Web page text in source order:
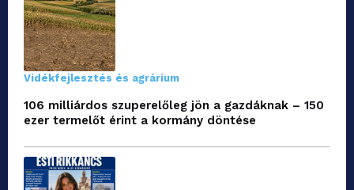
Vidékfejlesztés és agrárium
106 milliárdos szuperelőleg jön a gazdáknak – 150
ezer termelőt érint a kormány döntése